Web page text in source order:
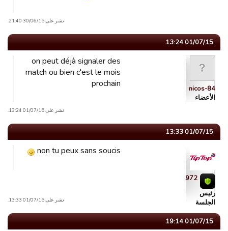
نشر على 30/06/15 21:40.
01/07/15 13:24
nicos-84
الأعضاء
on peut déjà signaler des
match ou bien c'est le mois
prochain
نشر على 01/07/15 13:24.
01/07/15 13:33
tiptop972
رئیس
الجلسة
non tu peux sans soucis
نشر على 01/07/15 13:33.
01/07/15 19:14